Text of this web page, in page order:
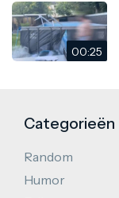
00:25
Categorieën
Random
Humor